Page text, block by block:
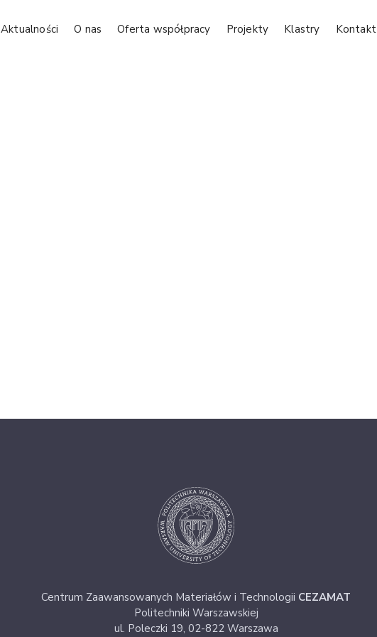
Aktualności O nas Oferta współpracy Projekty Klastry Kontakt
Centrum Zaawansowanych Materiałów i Technologii CEZAMAT
Politechniki Warszawskiej
ul. Poleczki 19, 02-822 Warszawa